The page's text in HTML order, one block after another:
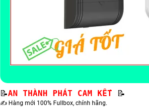
📝AN THÀNH PHÁT CAM KẾT 📝
✍️ Hàng mới 100% Fullbox, chính hãng.